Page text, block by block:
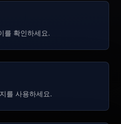
를 확인하세요.
를 사용하세요.